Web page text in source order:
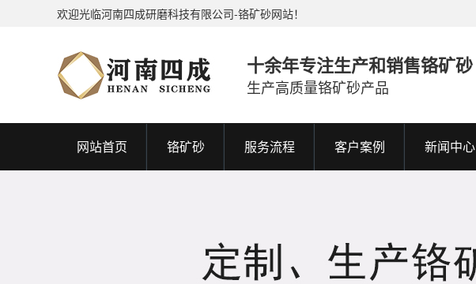
欢迎光临河南四成研磨科技有限公司-铬矿砂网站！
十余年专注生产和销售铬矿砂
生产高质量铬矿砂产品
网站首页 铬矿砂 服务流程 客户案例 新闻中心